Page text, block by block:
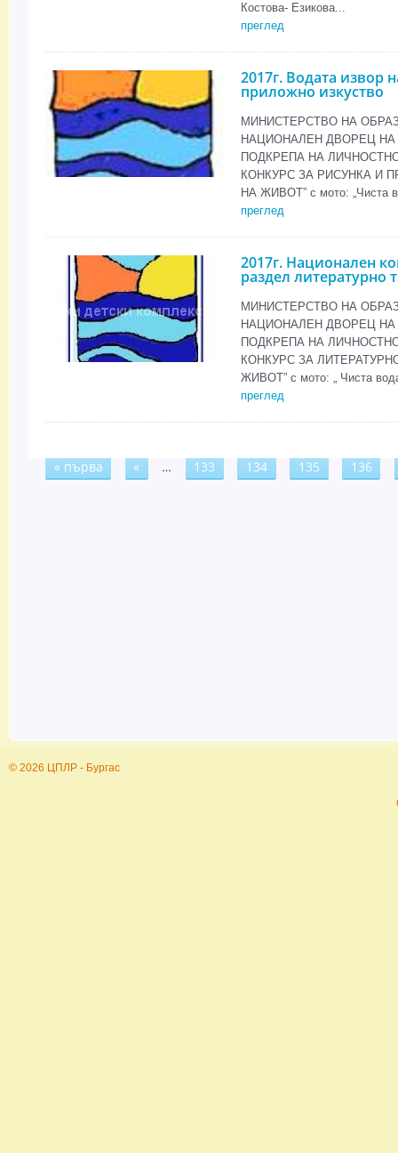
Костова- Езикова...
преглед
2017г. Водата извор
приложно изкуство
МИНИСТЕРСТВО НА
НАЦИОНАЛЕН ДВОРЕЦ
ПОДКРЕПА НА
КОНКУРС ЗА РИСУНКА И
НА ЖИВОТ” с мото: „Чиста
преглед
2017г. Национален
раздел литературно
МИНИСТЕРСТВО НА
НАЦИОНАЛЕН ДВОРЕЦ
ПОДКРЕПА НА
КОНКУРС ЗА
ЖИВОТ” с мото: „ Чиста
преглед
Страници
« първа « … 133 134 135 136
© 2026 ЦПЛР - Бургас